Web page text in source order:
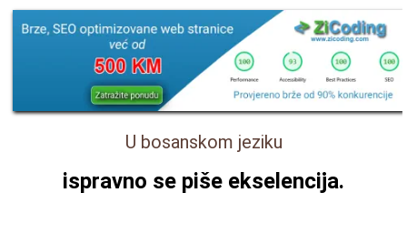
U bosanskom jeziku
ispravno se piše ekselencija.